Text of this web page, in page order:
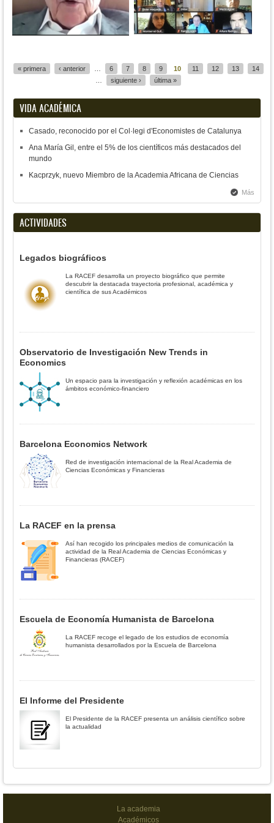
« primera ‹ anterior 6 7 8 9 10 11 12 13
14
siguiente › última »
VIDA ACADÉMICA
Casado, reconocido por el Col·legi d'Economistes de Catalunya
Ana María Gil, entre el 5% de los científicos más destacados del
mundo
Kacprzyk, nuevo Miembro de la Academia Africana de Ciencias
Más
ACTIVIDADES
Legados biográficos
La RACEF desarrolla un proyecto biográfico que permite
descubrir la destacada trayectoria profesional, académica y
científica de sus Académicos
Observatorio de Investigación New Trends in
Economics
Un espacio para la investigación y reflexión académicas en los
ámbitos económico-financiero
Barcelona Economics Network
Red de investigación internacional de la Real Academia de
Ciencias Económicas y Financieras
La RACEF en la prensa
Así han recogido los principales medios de comunicación la
actividad de la Real Academia de Ciencias Económicas y
Financieras (RACEF)
Escuela de Economía Humanista de Barcelona
La RACEF recoge el legado de los estudios de economía
humanista desarrollados por la Escuela de Barcelona
El Informe del Presidente
El Presidente de la RACEF presenta un análisis científico sobre
la actualidad
La academia
Académicos